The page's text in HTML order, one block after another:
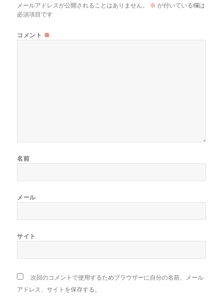
メールアドレスが公開されることはありません。 ※ が付いている欄は
必須項目です
コメント ※
名前
メール
サイト
次回のコメントで使用するためブラウザーに自分の名前、メール
アドレス、サイトを保存する。